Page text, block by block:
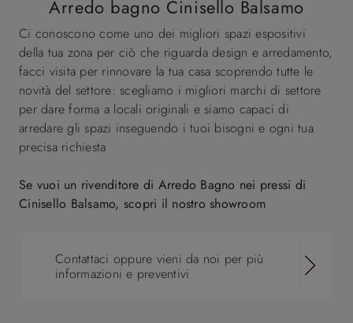
Arredo bagno Cinisello Balsamo
Ci conoscono come uno dei migliori spazi espositivi
della tua zona per ciò che riguarda design e arredamento,
facci visita per rinnovare la tua casa scoprendo tutte le
novità del settore: scegliamo i migliori marchi di settore
per dare forma a locali originali e siamo capaci di
arredare gli spazi inseguendo i tuoi bisogni e ogni tua
precisa richiesta
Se vuoi un rivenditore di Arredo Bagno nei pressi di
Cinisello Balsamo, scopri il nostro showroom
Contattaci oppure vieni da noi per più
informazioni e preventivi